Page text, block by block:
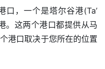
口，一个是塔尔谷港(Ta’
。这两个港口都提供从马
港口取决于您所在的位置